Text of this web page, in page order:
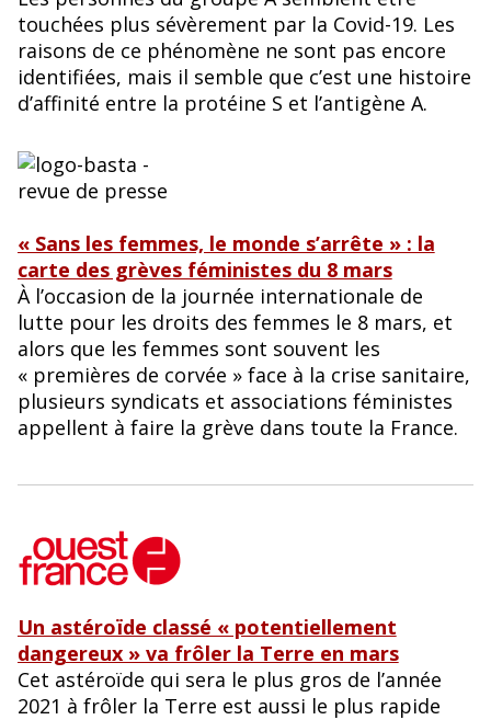
touchées plus sévèrement par la Covid-19. Les
raisons de ce phénomène ne sont pas encore
identifiées, mais il semble que c’est une histoire
d’affinité entre la protéine S et l’antigène A.
« Sans les femmes, le monde s’arrête » : la
carte des grèves féministes du 8 mars
À l’occasion de la journée internationale de
lutte pour les droits des femmes le 8 mars, et
alors que les femmes sont souvent les
« premières de corvée » face à la crise sanitaire,
plusieurs syndicats et associations féministes
appellent à faire la grève dans toute la France.
Un astéroïde classé « potentiellement
dangereux » va frôler la Terre en mars
Cet astéroïde qui sera le plus gros de l’année
2021 à frôler la Terre est aussi le plus rapide